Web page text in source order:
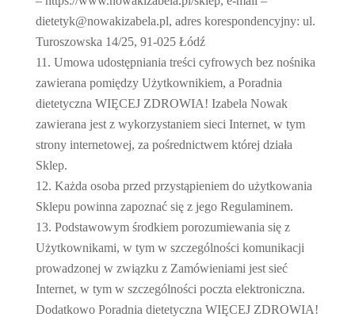
dietetyk@nowakizabela.pl, adres korespondencyjny: ul.
Turoszowska 14/25, 91-025 Łódź
Umowa udostępniania treści cyfrowych bez nośnika
zawierana pomiędzy Użytkownikiem, a Poradnia
dietetyczna WIĘCEJ ZDROWIA! Izabela Nowak
zawierana jest z wykorzystaniem sieci Internet, w tym
strony internetowej, za pośrednictwem której działa
Sklep.
Każda osoba przed przystąpieniem do użytkowania
Sklepu powinna zapoznać się z jego Regulaminem.
Podstawowym środkiem porozumiewania się z
Użytkownikami, w tym w szczególności komunikacji
prowadzonej w związku z Zamówieniami jest sieć
Internet, w tym w szczególności poczta elektroniczna.
Dodatkowo Poradnia dietetyczna WIĘCEJ ZDROWIA!